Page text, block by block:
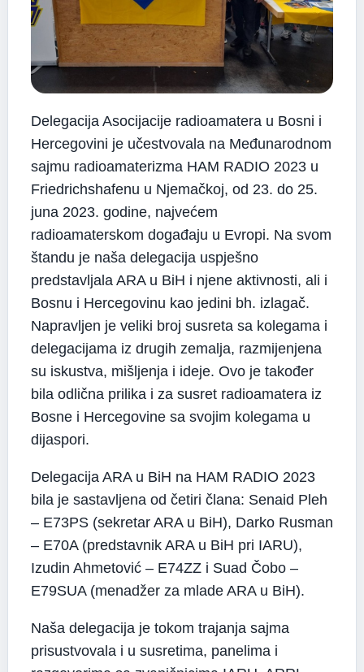
Delegacija Asocijacije radioamatera u Bosni i
Hercegovini je učestvovala na Međunarodnom
sajmu radioamaterizma HAM RADIO 2023 u
Friedrichshafenu u Njemačkoj, od 23. do 25.
juna 2023. godine, najvećem
radioamaterskom događaju u Evropi. Na svom
štandu je naša delegacija uspješno
predstavljala ARA u BiH i njene aktivnosti, ali i
Bosnu i Hercegovinu kao jedini bh. izlagač.
Napravljen je veliki broj susreta sa kolegama i
delegacijama iz drugih zemalja, razmijenjena
su iskustva, mišljenja i ideje. Ovo je također
bila odlična prilika i za susret radioamatera iz
Bosne i Hercegovine sa svojim kolegama u
dijaspori.
Delegacija ARA u BiH na HAM RADIO 2023
bila je sastavljena od četiri člana: Senaid Pleh
– E73PS (sekretar ARA u BiH), Darko Rusman
– E70A (predstavnik ARA u BiH pri IARU),
Izudin Ahmetović – E74ZZ i Suad Čobo –
E79SUA (menadžer za mlade ARA u BiH).
Naša delegacija je tokom trajanja sajma
prisustvovala i u susretima, panelima i